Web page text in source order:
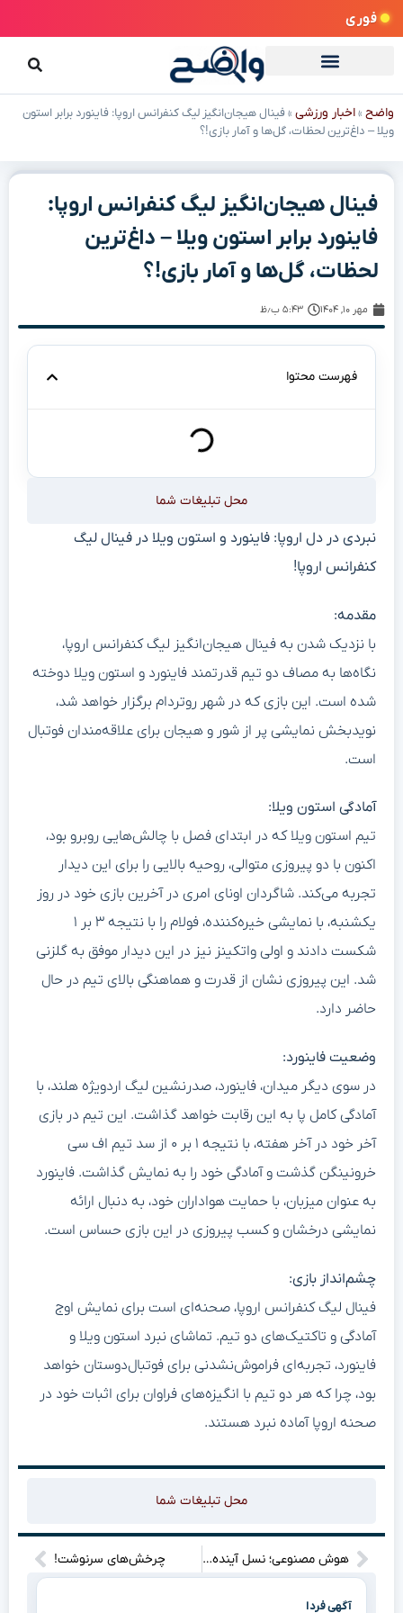
فوری
واضح »اخبار ورزشی »فینال هیجان‌انگیز لیگ کنفرانس اروپا: فاینورد برابر استون
ویلا – داغ‌ترین لحظات، گل‌ها و آمار بازی!؟
فینال هیجان‌انگیز لیگ کنفرانس اروپا:
فاینورد برابر استون ویلا – داغ‌ترین
لحظات، گل‌ها و آمار بازی!؟
مهر ۱۰, ۱۴۰۴ ۵:۴۳ ب٫ظ
فهرست محتوا
محل تبلیغات شما
نبردی در دل اروپا: فاینورد و استون ویلا در فینال لیگ
کنفرانس اروپا!
مقدمه:
با نزدیک شدن به فینال هیجان‌انگیز لیگ کنفرانس اروپا،
نگاه‌ها به مصاف دو تیم قدرتمند فاینورد و استون ویلا دوخته
شده است. این بازی که در شهر روتردام برگزار خواهد شد،
نویدبخش نمایشی پر از شور و هیجان برای علاقه‌مندان فوتبال
است.
آمادگی استون ویلا:
تیم استون ویلا که در ابتدای فصل با چالش‌هایی روبرو بود،
اکنون با دو پیروزی متوالی، روحیه بالایی را برای این دیدار
تجربه می‌کند. شاگردان اونای امری در آخرین بازی خود در روز
یکشنبه، با نمایشی خیره‌کننده، فولام را با نتیجه ۳ بر ۱
شکست دادند و اولی واتکینز نیز در این دیدار موفق به گلزنی
شد. این پیروزی نشان از قدرت و هماهنگی بالای تیم در حال
حاضر دارد.
وضعیت فاینورد:
در سوی دیگر میدان، فاینورد، صدرنشین لیگ اردویژه هلند، با
آمادگی کامل پا به این رقابت خواهد گذاشت. این تیم در بازی
آخر خود در آخر هفته، با نتیجه ۱ بر ۰ از سد تیم اف سی
خرونینگن گذشت و آمادگی خود را به نمایش گذاشت. فاینورد
به عنوان میزبان، با حمایت هواداران خود، به دنبال ارائه
نمایشی درخشان و کسب پیروزی در این بازی حساس است.
چشم‌انداز بازی:
فینال لیگ کنفرانس اروپا، صحنه‌ای است برای نمایش اوج
آمادگی و تاکتیک‌های دو تیم. تماشای نبرد استون ویلا و
فاینورد، تجربه‌ای فراموش‌نشدنی برای فوتبال‌دوستان خواهد
بود، چرا که هر دو تیم با انگیزه‌های فراوان برای اثبات خود در
صحنه اروپا آماده نبرد هستند.
محل تبلیغات شما
هوش مصنوعی؛ نسل آینده را در آغوش آموزش گرفت!” چرخش‌های سرنوشت!
آگهی فردا